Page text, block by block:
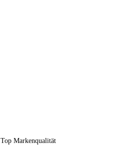
Top Markenqualität